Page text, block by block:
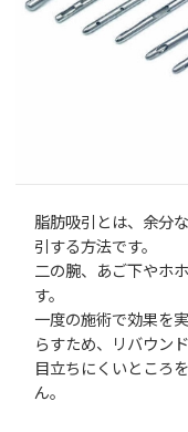
脂肪吸引とは、余分
引する方法です。
二の腕、あご下やホ
す。
一度の施術で効果を
らすため、リバウン
目立ちにくいところ
ん。